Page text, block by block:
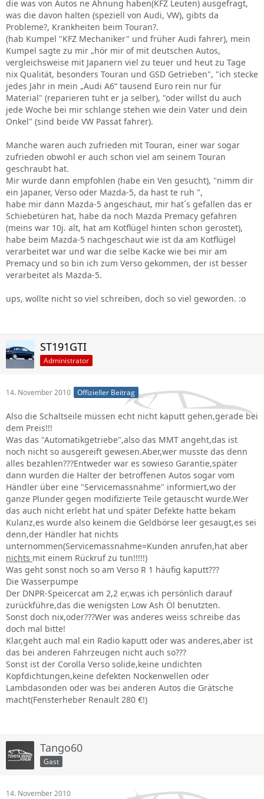
die was von Autos ne Ahnung haben(KFZ Leuten) ausgefragt,
was die davon halten (speziell von Audi, VW), gibts da
Probleme?, Krankheiten beim Touran?.
(hab Kumpel "KFZ Mechaniker" und früher Audi fahrer), mein
Kumpel sagte zu mir „hör mir of mit deutschen Autos,
vergleichsweise mit Japanern viel zu teuer und heut zu Tage
nix Qualität, besonders Touran und GSD Getrieben", "ich stecke
jedes Jahr in mein „Audi A6“ tausend Euro rein nur für
Material" (reparieren tuht er ja selber), "oder willst du auch
jede Woche bei mir schlange stehen wie dein Vater und dein
Onkel" (sind beide VW Passat fahrer).
Manche waren auch zufrieden mit Touran, einer war sogar
zufrieden obwohl er auch schon viel am seinem Touran
geschraubt hat.
Mir wurde dann empfohlen (habe ein Ven gesucht), "nimm dir
ein Japaner, Verso oder Mazda-5, da hast te ruh ",
habe mir dann Mazda-5 angeschaut, mir hat´s gefallen das er
Schiebetüren hat, habe da noch Mazda Premacy gefahren
(meins war 10j. alt, hat am Kotflügel hinten schon gerostet),
habe beim Mazda-5 nachgeschaut wie ist da am Kotflügel
verarbeitet war und war die selbe Kacke wie bei mir am
Premacy und so bin ich zum Verso gekommen, der ist besser
verarbeitet als Mazda-5.
ups, wollte nicht so viel schreiben, doch so viel geworden. :o
ST191GTI
Administrator
14. November 2010 Offizieller Beitrag
Also die Schaltseile müssen echt nicht kaputt gehen,gerade bei
dem Preis!!!
Was das "Automatikgetriebe",also das MMT angeht,das ist
noch nicht so ausgereift gewesen.Aber,wer musste das denn
alles bezahlen???Entweder war es sowieso Garantie,später
dann wurden die Halter der betroffenen Autos sogar vom
Händler über eine "Servicemassnahme" informiert,wo der
ganze Plunder gegen modifizierte Teile getauscht wurde.Wer
das auch nicht erlebt hat und später Defekte hatte bekam
Kulanz,es wurde also keinem die Geldbörse leer gesaugt,es sei
denn,der Händler hat nichts
unternommen(Servicemassnahme=Kunden anrufen,hat aber
nichts mit einem Rückruf zu tun!!!!!)
Was geht sonst noch so am Verso R 1 häufig kaputt???
Die Wasserpumpe
Der DNPR-Speicercat am 2,2 er,was ich persönlich darauf
zurückführe,das die wenigsten Low Ash Öl benutzten.
Sonst doch nix,oder???Wer was anderes weiss schreibe das
doch mal bitte!
Klar,geht auch mal ein Radio kaputt oder was anderes,aber ist
das bei anderen Fahrzeugen nicht auch so???
Sonst ist der Corolla Verso solide,keine undichten
Kopfdichtungen,keine defekten Nockenwellen oder
Lambdasonden oder was bei anderen Autos die Grätsche
macht(Fensterheber Renault 280 €!)
Tango60
Gast
14. November 2010